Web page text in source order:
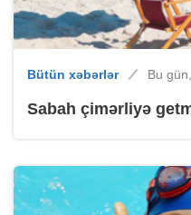
Bütün xəbərlər Bu
Sabah çimərliyə